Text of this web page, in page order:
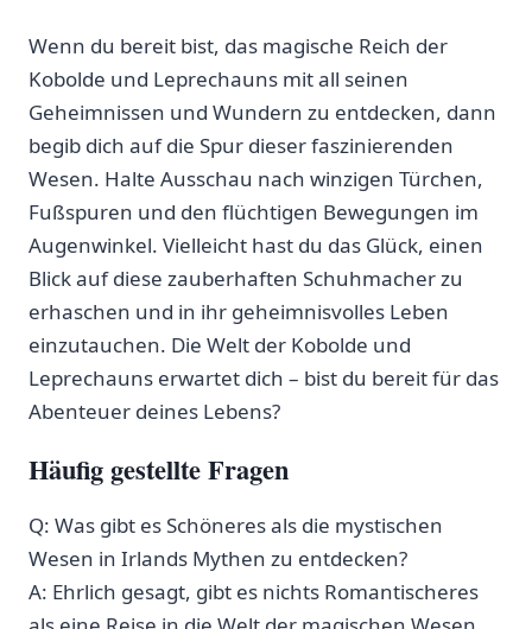
Wenn ‌du bereit bist, das magische ‌Reich der
Kobolde und Leprechauns mit all seinen
Geheimnissen und‌ Wundern⁣ zu entdecken,​ dann
begib dich‌ auf die Spur​ dieser faszinierenden
Wesen. Halte Ausschau nach winzigen Türchen,
Fußspuren und den flüchtigen Bewegungen im
Augenwinkel.⁢ Vielleicht hast du das Glück, einen
Blick auf diese zauberhaften‌ Schuhmacher ‍zu
erhaschen⁢ und in ihr geheimnisvolles Leben
einzutauchen. Die Welt der Kobolde​ und
Leprechauns erwartet dich – bist du ‍bereit⁤ für das
Abenteuer deines Lebens?
Häufig gestellte Fragen
Q:⁣ Was gibt es⁤ Schöneres als die mystischen
‌Wesen in Irlands Mythen zu entdecken?
A: Ehrlich gesagt, gibt es ‌nichts Romantischeres